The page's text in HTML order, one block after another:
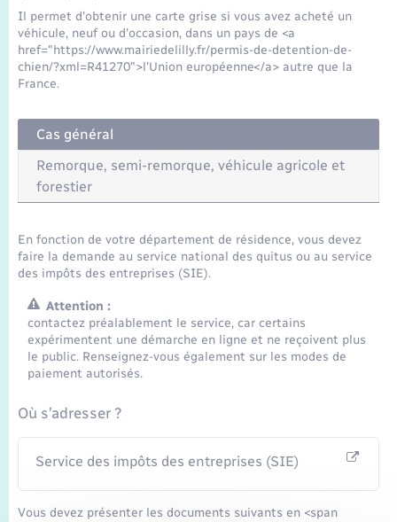
Il permet d'obtenir une carte grise si vous avez acheté un
véhicule, neuf ou d'occasion, dans un pays de <a
href="https://www.mairiedelilly.fr/permis-de-detention-de-
chien/?xml=R41270">l'Union européenne</a> autre que la
France.
Cas général
Remorque, semi-remorque, véhicule agricole et
forestier
En fonction de votre département de résidence, vous devez
faire la demande au service national des quitus ou au service
des impôts des entreprises (SIE).
Attention :
contactez préalablement le service, car certains
expérimentent une démarche en ligne et ne reçoivent plus
le public. Renseignez-vous également sur les modes de
paiement autorisés.
Où s’adresser ?
Service des impôts des entreprises (SIE)
Vous devez présenter les documents suivants en <span